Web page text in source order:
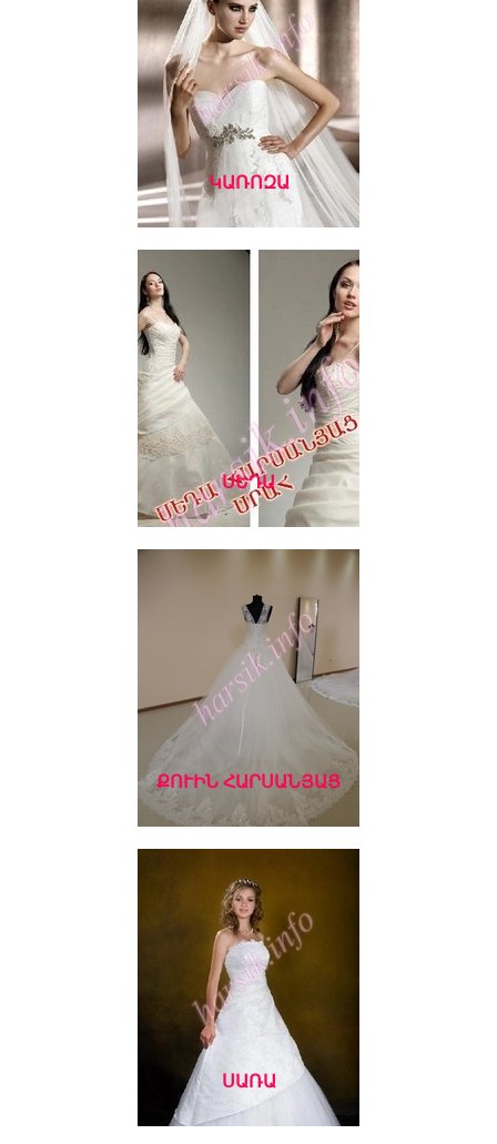
ԿԱՌՈԶԱ
ՍԵԴԱ
ՔՈՒԻՆ ՀԱՐՍԱՆՅԱՑ
ՍԱՌԱ